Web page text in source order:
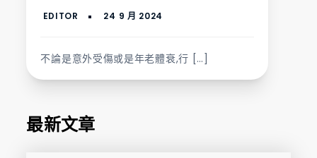
不論是意外受傷或是年老體衰,行 […]
最新文章